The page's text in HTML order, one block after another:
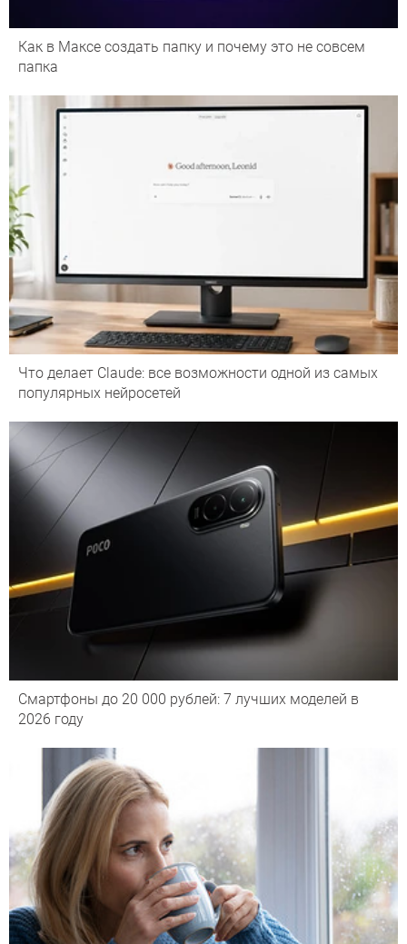
Как в Максе создать папку и почему это не совсем
папка
Что делает Сlaude: все возможности одной из самых
популярных нейросетей
Смартфоны до 20 000 рублей: 7 лучших моделей в
2026 году